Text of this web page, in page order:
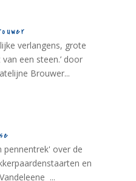
verlangens, grote
een steen.’ door
Brouwer...
pennentrek' over de
en
...